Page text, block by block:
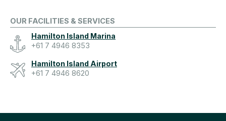
OUR FACILITIES & SERVICES
Hamilton Island Marina
+61 7 4946 8353
Hamilton Island Airport
+61 7 4946 8620